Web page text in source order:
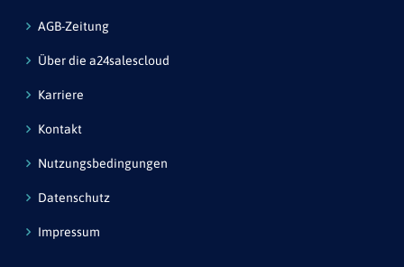
AGB-Zeitung
Über die a24salescloud
Karriere
Kontakt
Nutzungsbedingungen
Datenschutz
Impressum